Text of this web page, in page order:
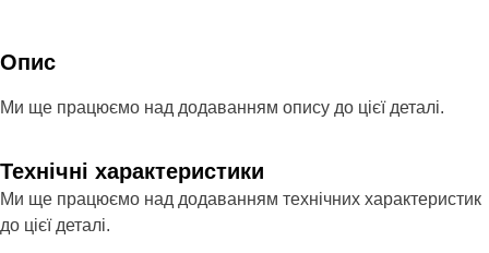
Опис
Ми ще працюємо над додаванням опису до цієї деталі.
Технічні характеристики
Ми ще працюємо над додаванням технічних характеристик
до цієї деталі.